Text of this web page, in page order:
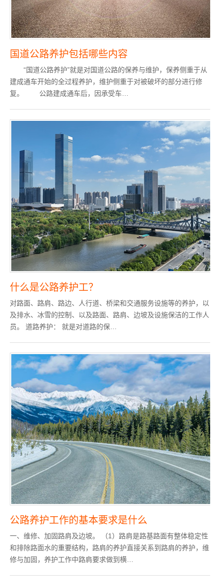
国道公路养护包括哪些内容
“国道公路养护”就是对国道公路的保养与维护，保养侧重于从
建成通车开始的全过程养护，维护侧重于对被破坏的部分进行修
复。 公路建成通车后，因承受车…
什么是公路养护工？
对路面、路肩、路边、人行道、桥梁和交通服务设施等的养护，以
及排水、冰雪的控制、以及路面、路肩、边坡及设施保洁的工作人
员。 道路养护： 就是对道路的保…
公路养护工作的基本要求是什么
一、维修、加固路肩及边坡。 （1）路肩是路基路面有整体稳定性
和排除路面水的重要结构，路肩的养护直接关系到路肩的养护，维
修与加固，养护工作中路肩要求做到横…